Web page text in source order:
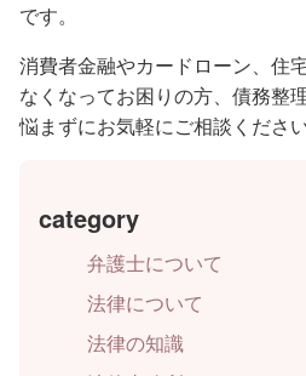
です。
消費者金融やカードローン、住
なくなってお困りの方、債務整
悩まずにお気軽にご相談ください
category
弁護士について
法律について
法律の知識